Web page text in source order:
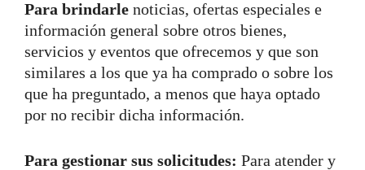
Para brindarle noticias, ofertas especiales e
información general sobre otros bienes,
servicios y eventos que ofrecemos y que son
similares a los que ya ha comprado o sobre los
que ha preguntado, a menos que haya optado
por no recibir dicha información.
Para gestionar sus solicitudes: Para atender y